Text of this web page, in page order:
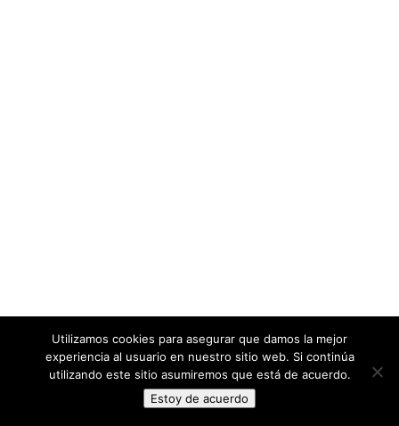
Utilizamos cookies para asegurar que damos la mejor
experiencia al usuario en nuestro sitio web. Si continúa
utilizando este sitio asumiremos que está de acuerdo.
Estoy de acuerdo